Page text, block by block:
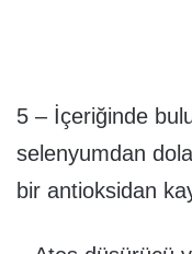
5 – İçeriğinde
selenyumdan
bir antioksidan